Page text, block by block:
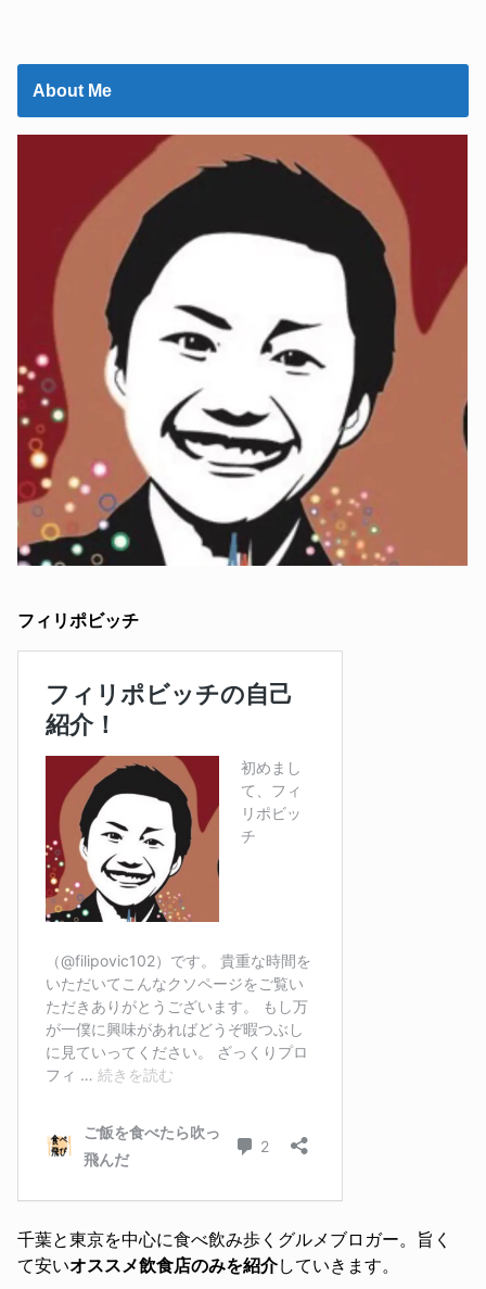
About Me
フィリポビッチ
千葉と東京を中心に食べ飲み歩くグルメブロガー。旨く
て安いオススメ飲食店のみを紹介していきます。